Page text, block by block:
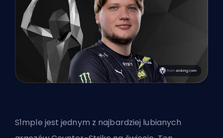
S1mple jest jednym z najbardziej lubianych